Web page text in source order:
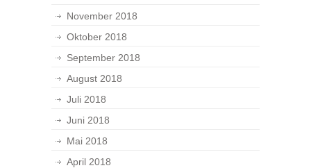
November 2018
Oktober 2018
September 2018
August 2018
Juli 2018
Juni 2018
Mai 2018
April 2018